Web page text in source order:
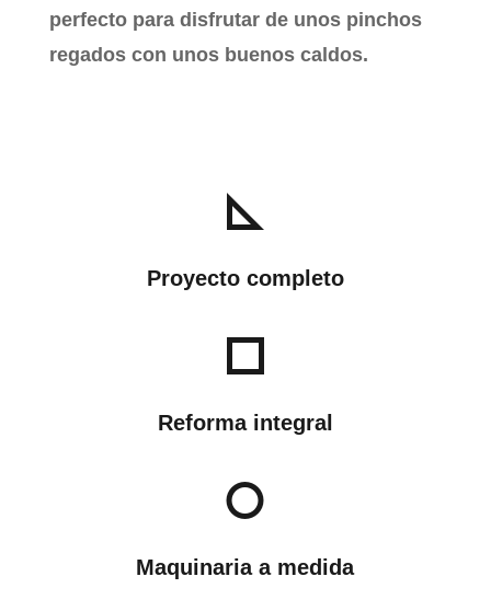
perfecto para disfrutar de unos pinchos
regados con unos buenos caldos.
Proyecto completo
Reforma integral
Maquinaria a medida